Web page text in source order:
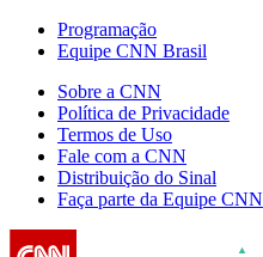
Programação
Equipe CNN Brasil
Sobre a CNN
Política de Privacidade
Termos de Uso
Fale com a CNN
Distribuição do Sinal
Faça parte da Equipe CNN